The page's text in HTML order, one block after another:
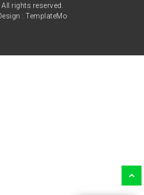
All rights reserved.
:TemplateMo